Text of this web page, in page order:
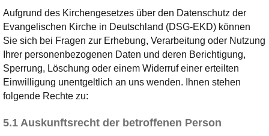
Aufgrund des Kirchengesetzes über den Datenschutz der
Evangelischen Kirche in Deutschland (DSG-EKD) können
Sie sich bei Fragen zur Erhebung, Verarbeitung oder Nutzung
Ihrer personenbezogenen Daten und deren Berichtigung,
Sperrung, Löschung oder einem Widerruf einer erteilten
Einwilligung unentgeltlich an uns wenden. Ihnen stehen
folgende Rechte zu:
5.1 Auskunftsrecht der betroffenen Person